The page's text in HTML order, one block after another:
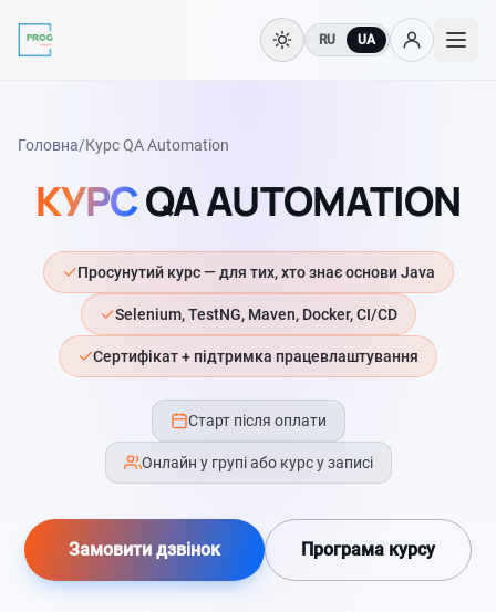
RU UA
Головна/Курс QA Automation
КУРСQA AUTOMATION
Просунутий курс — для тих, хто знає основи Java
Selenium, TestNG, Maven, Docker, CI/CD
Сертифікат + підтримка працевлаштування
Старт після оплати
Онлайн у групі або курс у записі
Замовити дзвінок Програма курсу